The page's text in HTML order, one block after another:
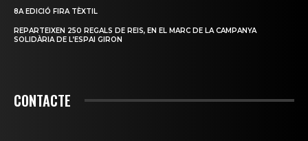
8A EDICIÓ FIRA TÈXTIL
REPARTEIXEN 250 REGALS DE REIS, EN EL MARC DE LA CAMPANYA
SOLIDÀRIA DE L’ESPAI GIRON
CONTACTE